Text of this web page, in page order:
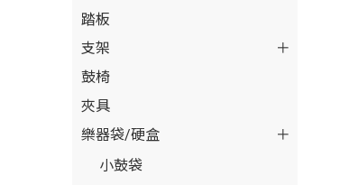
踏板
支架
鼓椅
夾具
樂器袋/硬盒
小鼓袋